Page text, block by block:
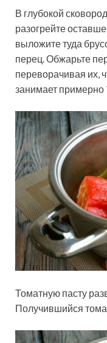
В глубокой
разогрейте
выложите туда
перец. Обжарьте
переворачивая их,
занимает примерно
Томатную пасту
Получившийся